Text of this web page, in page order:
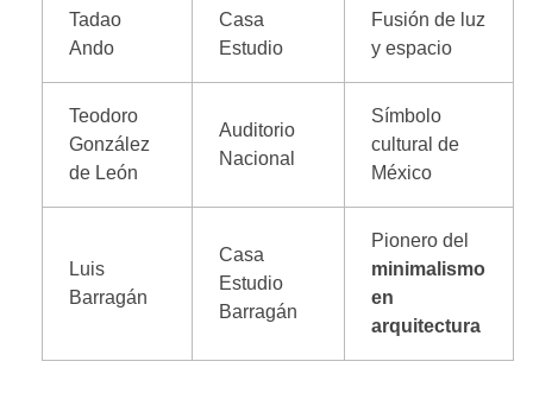
Tadao
Ando
Casa
Estudio
Fusión de luz
y espacio
Teodoro
González
de León
Auditorio
Nacional
Símbolo
cultural de
México
Luis
Barragán
Casa
Estudio
Barragán
Pionero del
minimalismo
en
arquitectura